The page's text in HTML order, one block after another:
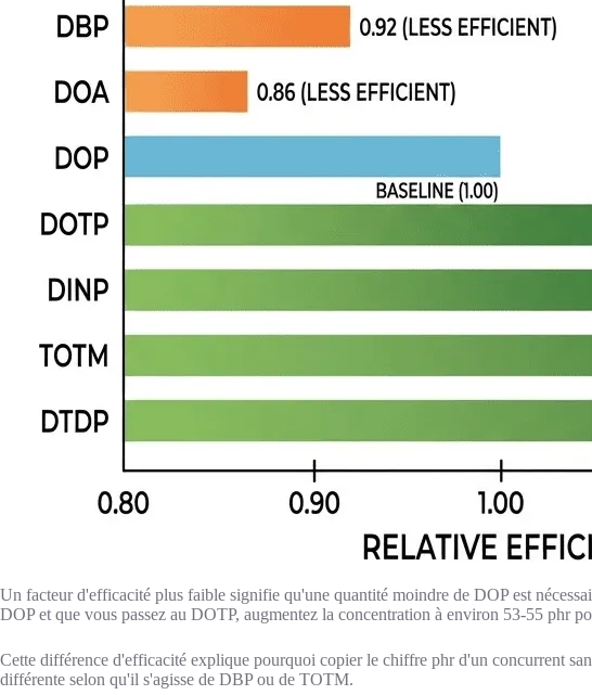
Un facteur d'efficacité plus faible signifie qu'une quantité moindre de DOP est
DOP et que vous passez au DOTP, augmentez la concentration à environ 53-55 phr
Cette différence d'efficacité explique pourquoi copier le chiffre phr d'un concurrent
différente selon qu'il s'agisse de DBP ou de TOTM.